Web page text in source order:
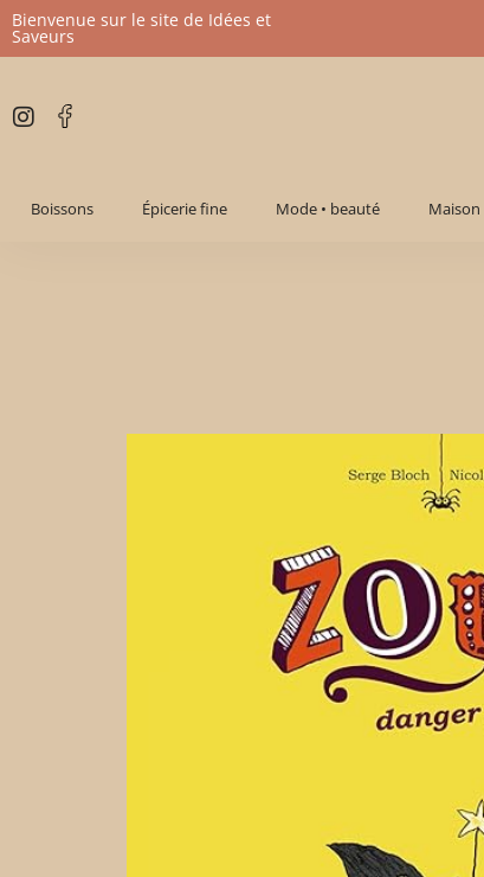
Aller
contenu
Bienvenue sur le site de Idées et
Saveurs
Boissons Épicerie fine Mode • beauté Maison